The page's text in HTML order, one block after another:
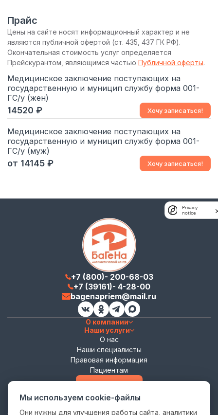
Прайс
Цены на сайте носят информационный характер и не
являются публичной офертой (ст. 435, 437 ГК РФ).
Окончательная стоимость услуг определяется
Прейскурантом, являющимся частью Публичной оферты.
Медицинское заключение поступающих на
государственную и муницип службу форма 001-
ГС/у (жен)
14520 Хочу записаться!
Медицинское заключение поступающих на
государственную и муницип службу форма 001-
ГС/у (муж)
от 14145 Хочу записаться!
+7 (800)- 200-68-03
+7 (39161)- 4-28-00
bagenapriem@mail.ru
О компании
Наши услуги
О нас
Наши специалисты
Правовая информация
Пациентам
Мы используем cookie-файлы
Они нужны для улучшения работы сайта, аналитики
Privacy
notice